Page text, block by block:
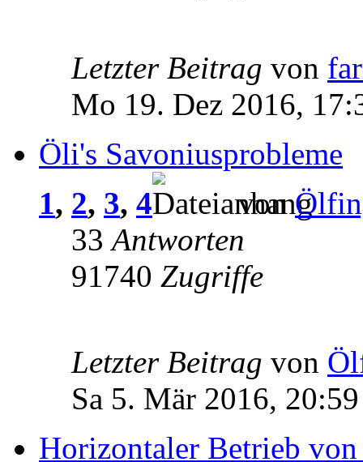
Letzter Beitrag von
Mo 19. Dez 2016,
Öli's Savoniusprobleme
1, 2, 3, 4 von
33Antworten
91740 Zugriffe
Letzter Beitrag von
Sa 5. Mär 2016, 20:59
Horizontaler Betrieb